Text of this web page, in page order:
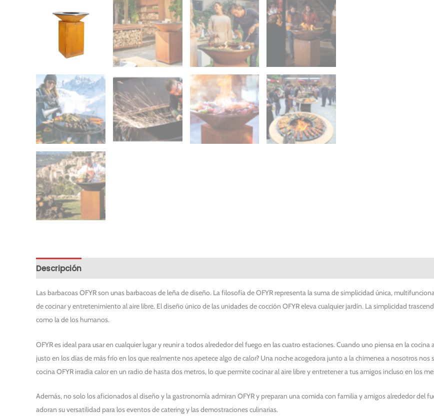
Descripción
Las barbacoas OFYR son unas barbacoas de leña de diseño. La filosofía de OFYR representa la suma de simplicidad única,
de cocinar y entretenimiento al aire libre. El diseño único de las unidades de cocción OFYR eleva cualquier jardín. La simplicidad
como la de los humanos.
OFYR es ideal para usar en cualquier lugar y reunir a todos alrededor del fuego en las cuatro estaciones. Cuando uno piensa en la
justo en los días de más frío en los que realmente nos apetece algo de calor? Una noche acogedora junto a la chimenea a nosotros
cocina OFYR irradia calor en un radio de hasta dos metros, lo que permite cocinar al aire libre y entretener a tus amigos incluso en los
Además, no solo los aficionados al diseño y la gastronomía admiran OFYR y preparan una comida con familia y amigos alrededor del
adoran su versatilidad para los eventos de catering y las demostraciones culinarias.